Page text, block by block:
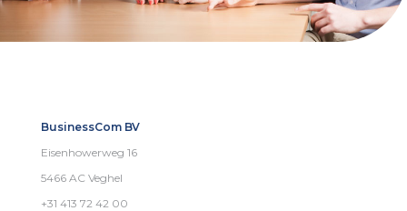
BusinessCom BV
Eisenhowerweg 16
5466 AC Veghel
+31 413 72 42 00